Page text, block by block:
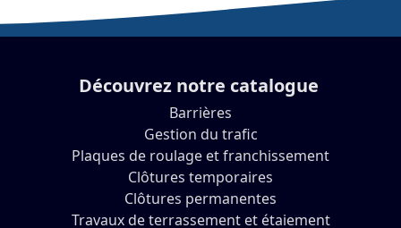
Découvrez notre catalogue
Barrières
Gestion du trafic
Plaques de roulage et franchissement
Clôtures temporaires
Clôtures permanentes
Travaux de terrassement et étaiement